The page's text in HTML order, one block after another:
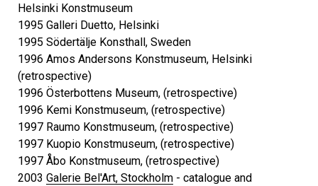
Helsinki Konstmuseum
1995 Galleri Duetto, Helsinki
1995 Södertälje Konsthall, Sweden
1996 Amos Andersons Konstmuseum, Helsinki
(retrospective)
1996 Österbottens Museum, (retrospective)
1996 Kemi Konstmuseum, (retrospective)
1997 Raumo Konstmuseum, (retrospective)
1997 Kuopio Konstmuseum, (retrospective)
1997 Åbo Konstmuseum, (retrospective)
2003 Galerie Bel'Art, Stockholm - catalogue and